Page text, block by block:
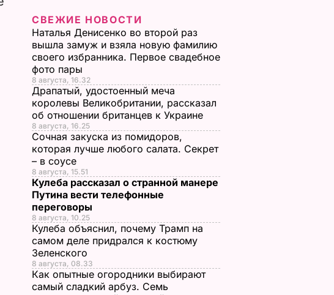
СВЕЖИЕ НОВОСТИ
Наталья Денисенко во второй раз
вышла замуж и взяла новую фамилию
своего избранника. Первое свадебное
фото пары
8 августа, 16.32
Драпатый, удостоенный меча
королевы Великобритании, рассказал
об отношении британцев к Украине
8 августа, 16.25
Сочная закуска из помидоров,
которая лучше любого салата. Секрет
– в соусе
8 августа, 15.51
Кулеба рассказал о странной манере
Путина вести телефонные
переговоры
8 августа, 10.25
Кулеба объяснил, почему Трамп на
самом деле придрался к костюму
Зеленского
8 августа, 08.33
Как опытные огородники выбирают
самый сладкий арбуз. Семь